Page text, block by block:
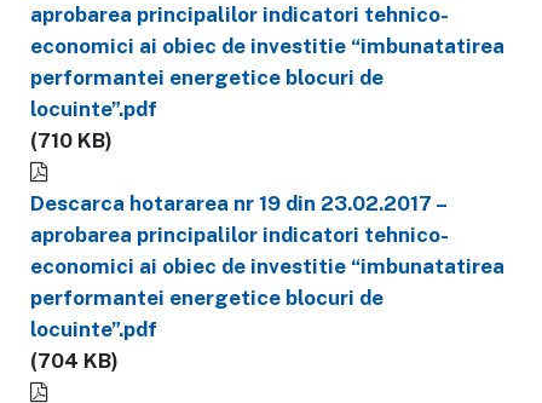
aprobarea principalilor indicatori tehnico-
economici ai obiec de investitie “imbunatatirea
performantei energetice blocuri de
locuinte”.pdf
(710 KB)
Descarca hotararea nr 19 din 23.02.2017 –
aprobarea principalilor indicatori tehnico-
economici ai obiec de investitie “imbunatatirea
performantei energetice blocuri de
locuinte”.pdf
(704 KB)